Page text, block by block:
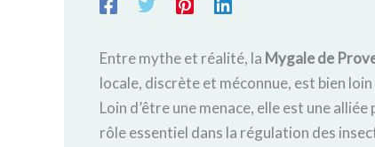
Entre mythe et réalité, la Mygale de
locale, discrète et méconnue, est bien
Loin d’être une menace, elle est une
rôle essentiel dans la régulation des